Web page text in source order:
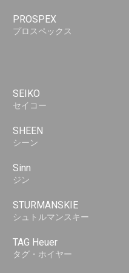
PROSPEX
プロスペックス
SEIKO
セイコー
SHEEN
シーン
Sinn
ジン
STURMANSKIE
シュトルマンスキー
TAG Heuer
タグ・ホイヤー